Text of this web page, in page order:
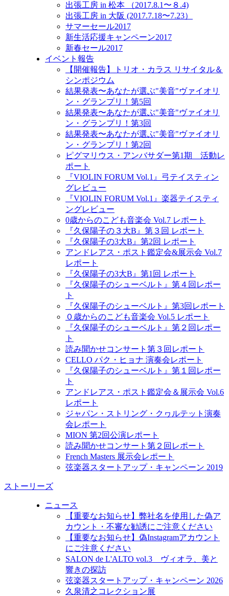
出張工房 in 松本 （2017.8.1〜８.4)
出張工房 in 大阪 (2017.7.18〜7.23）
サマーセール2017
新生活応援キャンペーン2017
新春セール2017
イベント報告
【開催報告】トリオ・カラス リサイタル＆
シンポジウム
結果発表〜あなたが選ぶ"美音"ヴァイオリ
ン・グランプリ！第5回
結果発表〜あなたが選ぶ"美音"ヴァイオリ
ン・グランプリ！第3回
結果発表〜あなたが選ぶ"美音"ヴァイオリ
ン・グランプリ！第2回
ピグマリウス・アンバサダー第1期 活動レ
ポート
『VIOLIN FORUM Vol.1』弓テイスティン
グレビュー
『VIOLIN FORUM Vol.1』楽器テイスティ
ングレビュー
0歳からのこども音楽会 Vol.7 レポート
『久保陽子の３大B』第３回 レポート
『久保陽子の3大B』第2回 レポート
アンドレアス・ポスト鑑定会&展示会 Vol.7
レポート
『久保陽子の3大B』第1回 レポート
『久保陽子のシューベルト』第４回レポー
ト
『久保陽子のシューベルト』第3回レポート
０歳からのこども音楽会 Vol.5 レポート
『久保陽子のシューベルト』第２回レポー
ト
読み聞かせコンサート第３回レポート
CELLO パク・ヒョナ 演奏会レポート
『久保陽子のシューベルト』第１回レポー
ト
アンドレアス・ポスト鑑定会＆展示会 Vol.6
レポート
ジャパン・ストリング・クヮルテット演奏
会レポート
MION 第2回公演レポート
読み聞かせコンサート第２回レポート
French Masters 展示会レポート
弦楽器スタートアップ・キャンペーン 2019
ストーリーズ
ニュース
【重要なお知らせ】弊社名を使用した偽ア
カウント・不審な勧誘にご注意ください
【重要なお知らせ】偽Instagramアカウント
にご注意ください
SALON de L'ALTO vol.3 ヴィオラ、美と
響きの探訪
弦楽器スタートアップ・キャンペーン 2026
久泉清之コレクション展